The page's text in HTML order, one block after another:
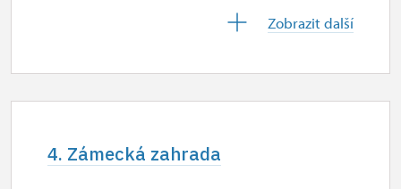
30. 10.
9.00 – 15.30
Zobrazit další
4. Zámecká zahrada